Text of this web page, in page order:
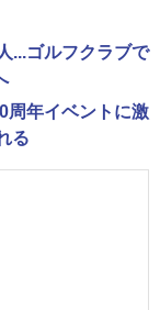
...ゴルフクラブで
周年イベントに激
る